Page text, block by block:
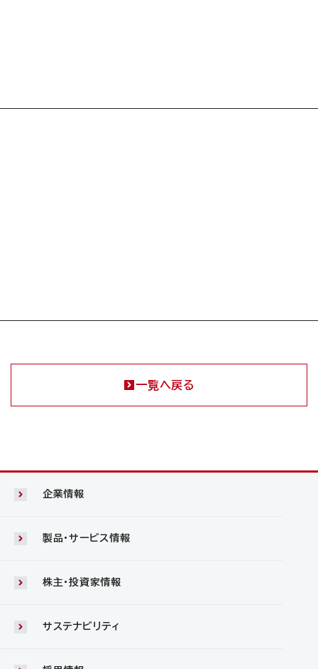
一覧へ戻る
企業情報
製品・サービス情報
株主・投資家情報
サステナビリティ